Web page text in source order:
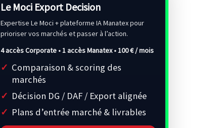
Le Moci Export Decision
Expertise Le Moci + plateforme IA Manatex pour
prioriser vos marchés et passer à l’action.
4 accès Corporate • 1 accès Manatex •100 € / mois
Comparaison & scoring des
marchés
Décision DG / DAF / Export alignée
Plans d’entrée marché & livrables